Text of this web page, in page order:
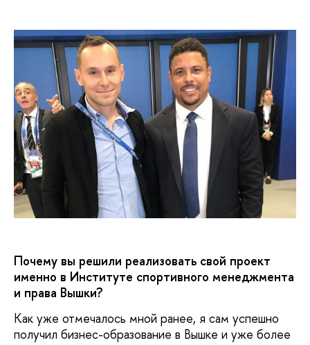
Почему вы решили реализовать свой проект
именно в Институте спортивного менеджмента
и права Вышки?
Как уже отмечалось мной ранее, я сам успешно
получил бизнес-образование в Вышке и уже более